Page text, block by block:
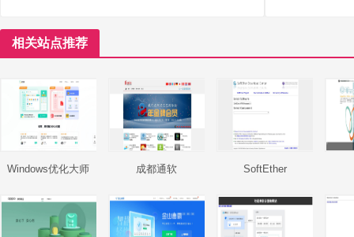
相关站点推荐
Windows优化大师 成都通软 SoftEther